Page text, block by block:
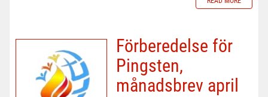
Förberedelse för
Pingsten,
månadsbrev april